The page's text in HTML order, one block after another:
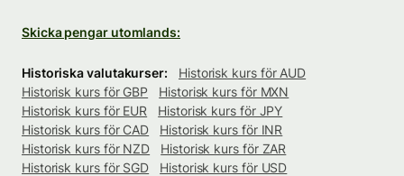
Skicka pengar utomlands:
Historiska valutakurser:
Historisk kurs för AUD
Historisk kurs för GBP
Historisk kurs för MXN
Historisk kurs för EUR
Historisk kurs för JPY
Historisk kurs för CAD
Historisk kurs för INR
Historisk kurs för NZD
Historisk kurs för ZAR
Historisk kurs för SGD
Historisk kurs för USD